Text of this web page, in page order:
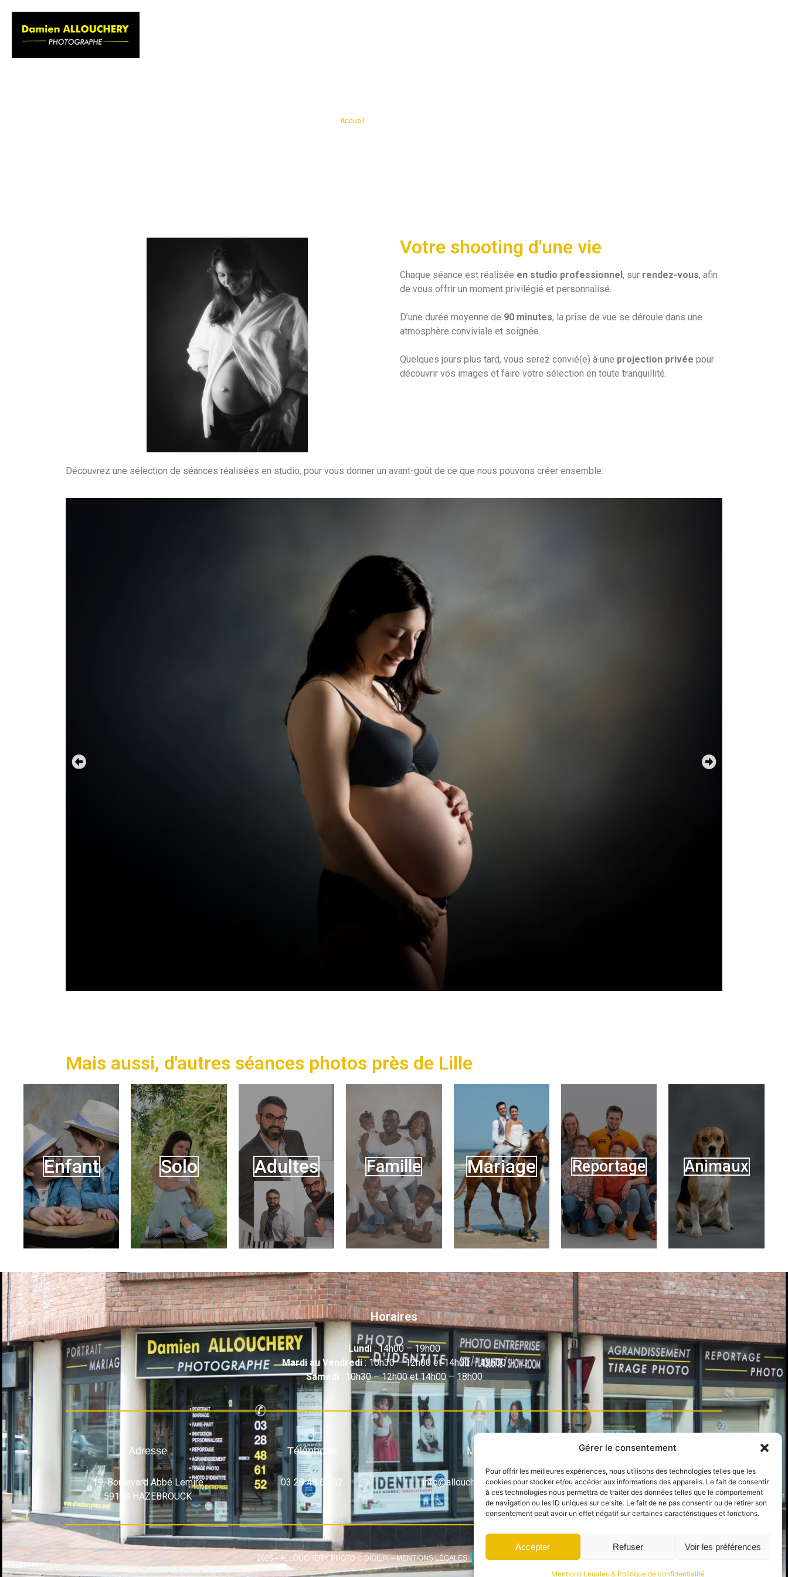
Gérer le consentement
Pour offrir les meilleures expériences, nous utilisons des technologies telles que les
cookies pour stocker et/ou accéder aux informations des appareils. Le fait de consentir
à ces technologies nous permettra de traiter des données telles que le comportement
de navigation ou les ID uniques sur ce site. Le fait de ne pas consentir ou de retirer son
consentement peut avoir un effet négatif sur certaines caractéristiques et fonctions.
Accepter Refuser Voir les préférences
Mentions Légales & Politique de confidentialité
Accueil
Votre shooting d'une vie
Chaque séance est réalisée en studio professionnel, sur rendez-vous, afin
de vous offrir un moment privilégié et personnalisé.
D’une durée moyenne de 90 minutes, la prise de vue se déroule dans une
atmosphère conviviale et soignée.
Quelques jours plus tard, vous serez convié(e) à une projection privée pour
découvrir vos images et faire votre sélection en toute tranquillité.
Découvrez une sélection de séances réalisées en studio, pour vous donner un avant-goût de ce que nous pouvons créer ensemble.
Mais aussi, d'autres séances photos près de Lille
Enfant Solo Adultes Famille Mariage Reportage Animaux
Horaires
Lundi: 14h00 – 19h00
Mardi au Vendredi : 10h30 – 12h00 et 14h00 – 19h00
Samedi : 10h30 – 12h00 et 14h00 – 18h00
Adresse
19, Boulevard Abbé Lemire
59190 HAZEBROUCK
Téléphone
03 28 48 61 52
Mail
info@alloucheryphoto.com
Suivez-nous
2026 – ALLOUCHERY PHOTO © DIGILIX –MENTIONS LÉGALES